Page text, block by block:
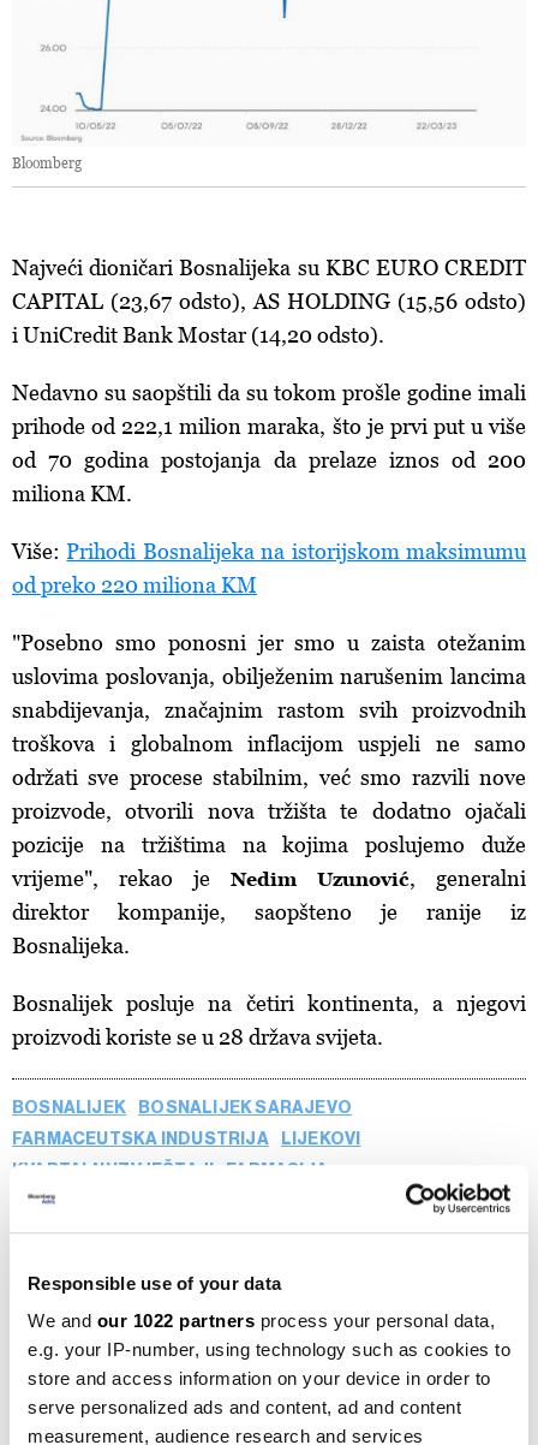
Responsible use of your data
We and our 1022 partners process your personal data,
e.g. your IP-number, using technology such as cookies to
store and access information on your device in order to
serve personalized ads and content, ad and content
measurement, audience research and services
Bloomberg
Najveći dioničari Bosnalijeka su KBC EURO CREDIT
CAPITAL (23,67 odsto), AS HOLDING (15,56 odsto)
i UniCredit Bank Mostar (14,20 odsto).
Nedavno su saopštili da su tokom prošle godine imali
prihode od 222,1 milion maraka, što je prvi put u više
od 70 godina postojanja da prelaze iznos od 200
miliona KM.
Više:Prihodi Bosnalijeka na istorijskom maksimumu
od preko 220 miliona KM
"Posebno smo ponosni jer smo u zaista otežanim
uslovima poslovanja, obilježenim narušenim lancima
snabdijevanja, značajnim rastom svih proizvodnih
troškova i globalnom inflacijom uspjeli ne samo
održati sve procese stabilnim, već smo razvili nove
proizvode, otvorili nova tržišta te dodatno ojačali
pozicije na tržištima na kojima poslujemo duže
vrijeme", rekao je Nedim Uzunović, generalni
direktor kompanije, saopšteno je ranije iz
Bosnalijeka.
Bosnalijek posluje na četiri kontinenta, a njegovi
proizvodi koriste se u 28 država svijeta.
BOSNALIJEK
BOSNALIJEK SARAJEVO
FARMACEUTSKA INDUSTRIJA
LIJEKOVI
KVARTALNI IZVJEŠTAJI
FARMACIJA
Bosnalijek isplaćuje 1,10 KM dividende
po dionici
10.04.2026